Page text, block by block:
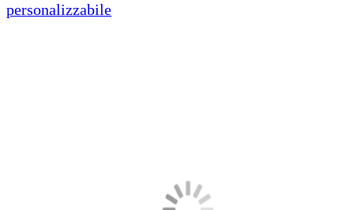
personalizzabile